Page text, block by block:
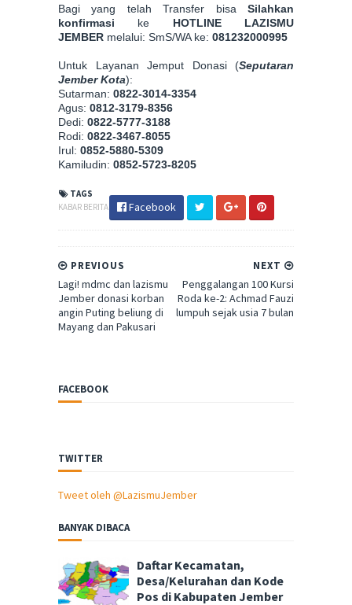
Bagi yang telah Transfer bisa Silahkan
konfirmasi ke HOTLINE LAZISMU
JEMBER melalui: SmS/WA ke: 081232000995
Untuk Layanan Jemput Donasi (Seputaran
Jember Kota):
Sutarman: 0822-3014-3354
Agus: 0812-3179-8356
Dedi: 0822-5777-3188
Rodi: 0822-3467-8055
Irul: 0852-5880-5309
Kamiludin: 0852-5723-8205
TAGS
KABAR BERITA
Facebook
NEXT
Penggalangan 100 Kursi
Roda ke-2: Achmad Fauzi
lumpuh sejak usia 7 bulan
PREVIOUS
Lagi! mdmc dan lazismu
Jember donasi korban
angin Puting beliung di
Mayang dan Pakusari
FACEBOOK
TWITTER
Tweet oleh @LazismuJember
BANYAK DIBACA
Daftar Kecamatan,
Desa/Kelurahan dan Kode
Pos di Kabupaten Jember